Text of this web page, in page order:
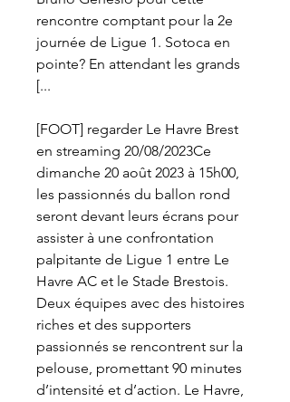
rencontre comptant pour la 2e
journée de Ligue 1. Sotoca en
pointe? En attendant les grands
[...
[FOOT] regarder Le Havre Brest
en streaming 20/08/2023Ce
dimanche 20 août 2023 à 15h00,
les passionnés du ballon rond
seront devant leurs écrans pour
assister à une confrontation
palpitante de Ligue 1 entre Le
Havre AC et le Stade Brestois.
Deux équipes avec des histoires
riches et des supporters
passionnés se rencontrent sur la
pelouse, promettant 90 minutes
d’intensité et d’action. Le Havre,